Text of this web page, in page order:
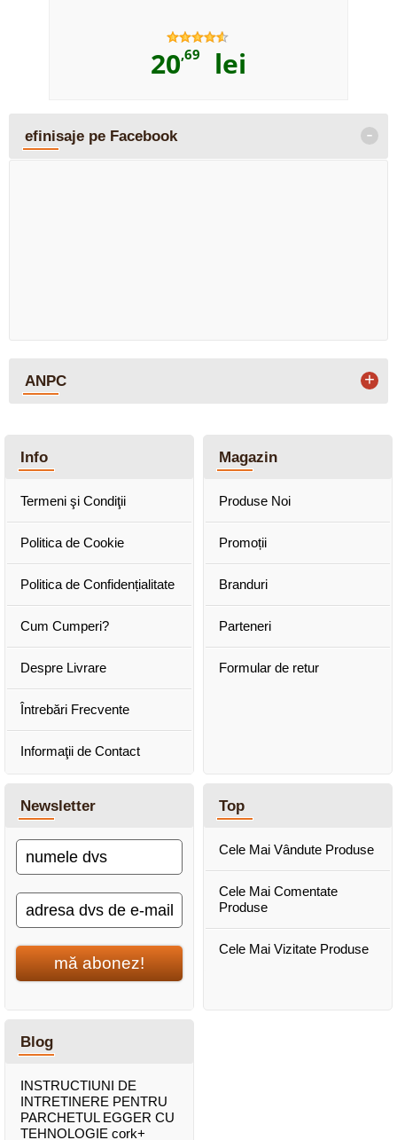
20,69 lei
efinisaje pe Facebook -
ANPC +
Info
Termeni şi Condiţii
Politica de Cookie
Politica de Confidențialitate
Cum Cumperi?
Despre Livrare
Întrebări Frecvente
Informaţii de Contact
Magazin
Produse Noi
Promoții
Branduri
Parteneri
Formular de retur
Newsletter
mă abonez!
Top
Cele Mai Vândute Produse
Cele Mai Comentate
Produse
Cele Mai Vizitate Produse
Blog
INSTRUCTIUNI DE
INTRETINERE PENTRU
PARCHETUL EGGER CU
TEHNOLOGIE cork+